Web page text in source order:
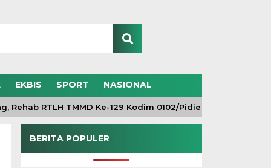
EKBIS SPORT NASIONAL
RTLH TMMD Ke-129 Kodim 0102/Pidie Masuki Tahap
BERITA POPULER